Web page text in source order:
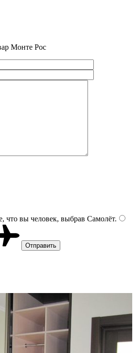
Монте Рос
что вы человек, выбрав Самолёт.